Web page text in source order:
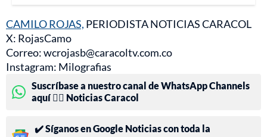
CAMILO ROJAS, PERIODISTA NOTICIAS CARACOL
X: RojasCamo
Correo: wcrojasb@caracoltv.com.co
Instagram: Milografias
Suscríbase a nuestro canal de WhatsApp Channels
aquí 👉🏻 Noticias Caracol
✔️ Síganos en Google Noticias con toda la